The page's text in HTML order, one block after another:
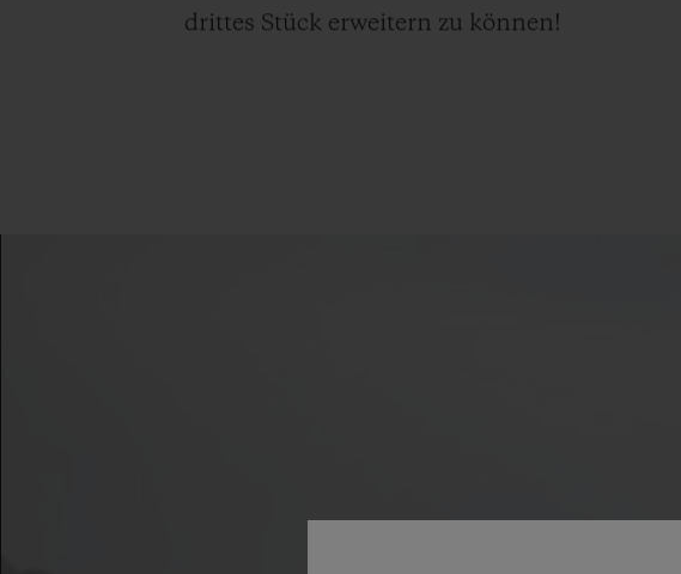
drittes Stück erweitern zu können!